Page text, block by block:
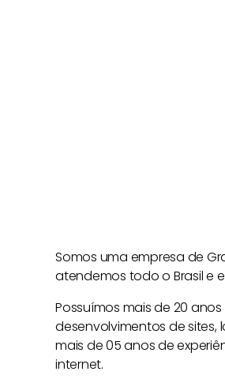
Somos uma empresa de
atendemos todo o Brasil e
Possuímos mais de 20
desenvolvimentos de sites,
mais de 05 anos de
internet.